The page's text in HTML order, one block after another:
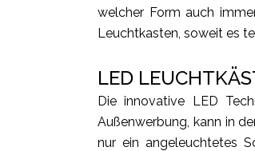
welcher Form auch
Leuchtkasten, soweit es
LED
Die innovative LED
Außenwerbung, kann in
nur ein angeleuchtetes